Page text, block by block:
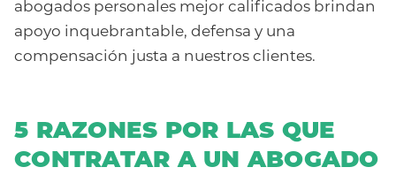
abogados personales mejor calificados brindan
apoyo inquebrantable, defensa y una
compensación justa a nuestros clientes.
5 RAZONES POR LAS QUE
CONTRATAR A UN ABOGADO